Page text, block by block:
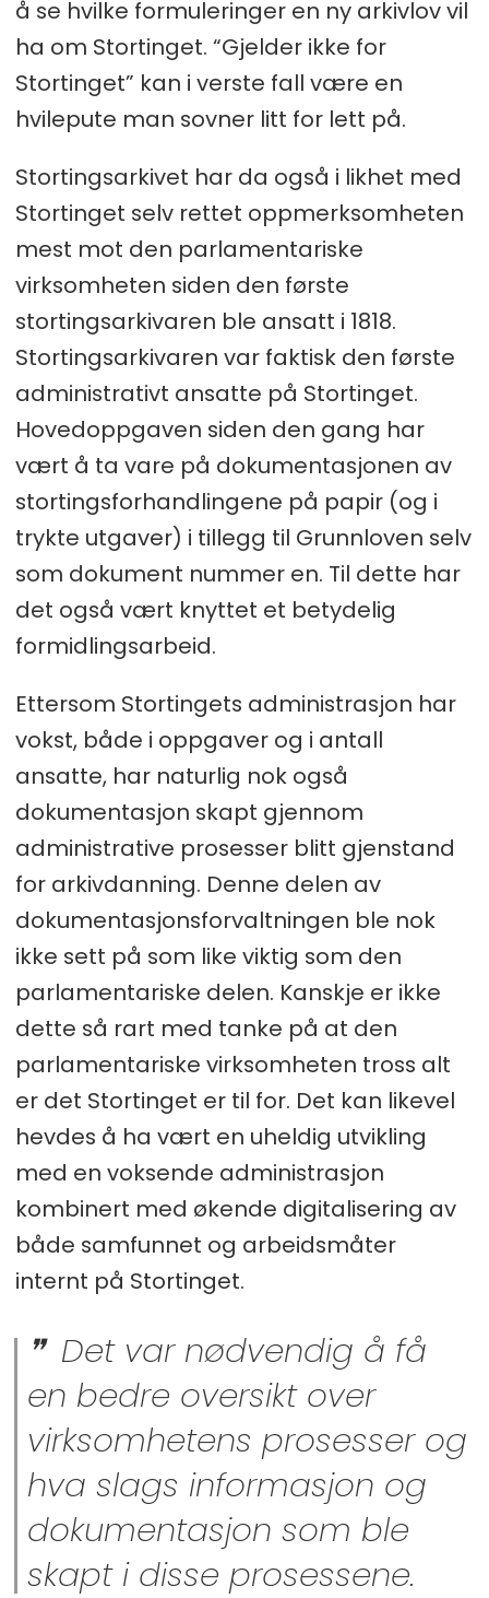
å se hvilke formuleringer en ny arkivlov vil
ha om Stortinget. “Gjelder ikke for
Stortinget” kan i verste fall være en
hvilepute man sovner litt for lett på.
Stortingsarkivet har da også i likhet med
Stortinget selv rettet oppmerksomheten
mest mot den parlamentariske
virksomheten siden den første
stortingsarkivaren ble ansatt i 1818.
Stortingsarkivaren var faktisk den første
administrativt ansatte på Stortinget.
Hovedoppgaven siden den gang har
vært å ta vare på dokumentasjonen av
stortingsforhandlingene på papir (og i
trykte utgaver) i tillegg til Grunnloven selv
som dokument nummer en. Til dette har
det også vært knyttet et betydelig
formidlingsarbeid.
Ettersom Stortingets administrasjon har
vokst, både i oppgaver og i antall
ansatte, har naturlig nok også
dokumentasjon skapt gjennom
administrative prosesser blitt gjenstand
for arkivdanning. Denne delen av
dokumentasjonsforvaltningen ble nok
ikke sett på som like viktig som den
parlamentariske delen. Kanskje er ikke
dette så rart med tanke på at den
parlamentariske virksomheten tross alt
er det Stortinget er til for. Det kan likevel
hevdes å ha vært en uheldig utvikling
med en voksende administrasjon
kombinert med økende digitalisering av
både samfunnet og arbeidsmåter
internt på Stortinget.
Det var nødvendig å få
en bedre oversikt over
virksomhetens prosesser og
hva slags informasjon og
dokumentasjon som ble
skapt i disse prosessene.